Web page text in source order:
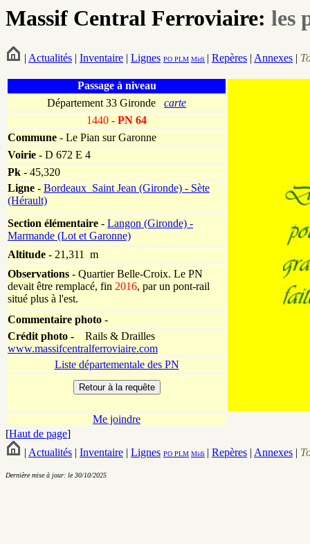
Massif Central Ferroviaire: les
| Actualités | Inventaire | Lignes PO PLM Midi | Repères | Annexes |
Passage à niveau
Département 33 Gironde carte
1440 - PN 64
Commune - Le Pian sur Garonne
Voirie - D 672 E 4
Pk - 45,320
Ligne - Bordeaux_Saint Jean (Gironde) - Sète
(Hérault)
Section élémentaire - Langon (Gironde) -
Marmande (Lot et Garonne)
Altitude - 21,311 m
Observations - Quartier Belle-Croix. Le PN
devait être remplacé, fin 2016, par un pont-rail
situé plus à l'est.
Commentaire photo -
Crédit photo - Rails & Drailles
www.massifcentralferroviaire.com
Liste départementale des PN
Me joindre
[Haut de page]
| Actualités | Inventaire | Lignes PO PLM Midi | Repères | Annexes |
Dernière mise à jour: le 30/10/2025